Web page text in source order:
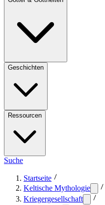
Geschichten
Ressourcen
Suche
Startseite
Keltische Mythologie
Kriegergesellschaft